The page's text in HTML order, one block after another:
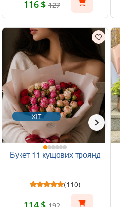
116 $ 127
ХІТ
Букет 11 кущових троянд
(110)
114 $ 192